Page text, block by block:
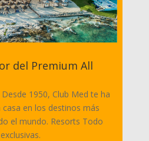
del Premium All
1950, Club Med te ha
en los destinos más
el mundo. Resorts Todo